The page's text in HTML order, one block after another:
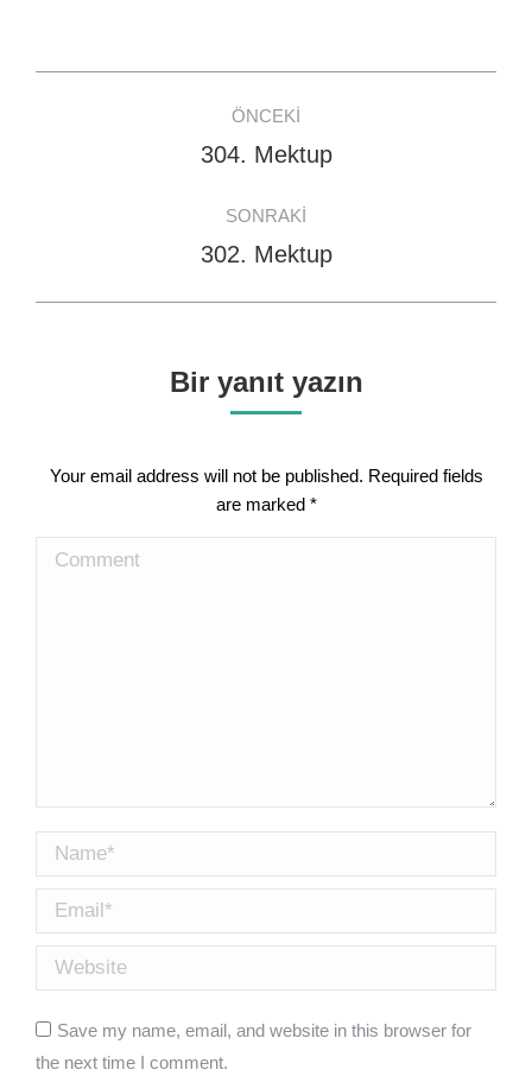
navigation
ÖNCEKI
Previous
304. Mektup
SONRAKI
Next
302. Mektup
Bir yanıt yazın
Your email address will not be published. Required fields
are marked *
Comment
Name *
Email *
Website
Save my name, email, and website in this browser for
the next time I comment.